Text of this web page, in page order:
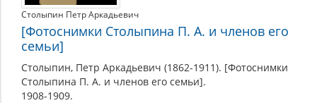
Столыпин Петр Аркадьевич
[Фотоснимки Столыпина П. А. и членов его
семьи]
Столыпин, Петр Аркадьевич (1862-1911). [Фотоснимки
Столыпина П. А. и членов его семьи].
1908-1909.